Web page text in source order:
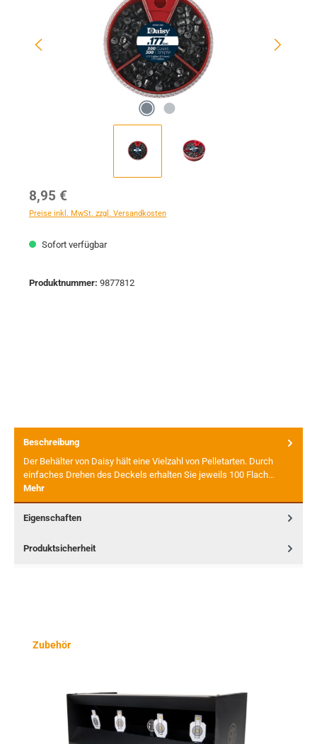
Regulärer Preis:
8,95 €
Preise inkl. MwSt. zzgl. Versandkosten
Sofort verfügbar
Produktnummer: 9877812
Beschreibung
Der Behälter von Daisy hält eine Vielzahl von Pelletarten. Durch
einfaches Drehen des Deckels erhalten Sie jeweils 100 Flach…
Mehr
Eigenschaften
Produktsicherheit
Produktgalerie überspringen
Zubehör